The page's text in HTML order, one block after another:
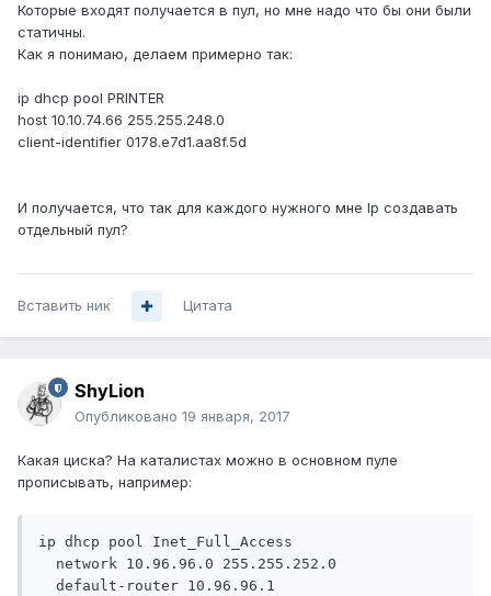
Которые входят получается в пул, но мне надо что бы они были
статичны.
Как я понимаю, делаем примерно так:
ip dhcp pool PRINTER
host 10.10.74.66 255.255.248.0
client-identifier 0178.e7d1.aa8f.5d
И получается, что так для каждого нужного мне Ip создавать
отдельный пул?
Вставить ник Цитата
ShyLion
Опубликовано 19 января, 2017
Какая циска? На каталистах можно в основном пуле
прописывать, например:
ip dhcp pool Inet_Full_Access